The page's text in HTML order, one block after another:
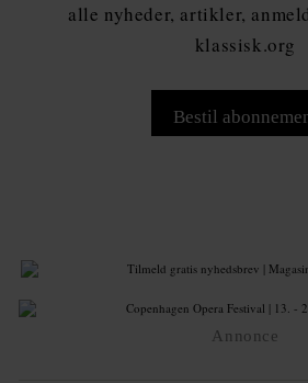
alle nyheder, artikler,
klassisk.org
Bestil
Annonce